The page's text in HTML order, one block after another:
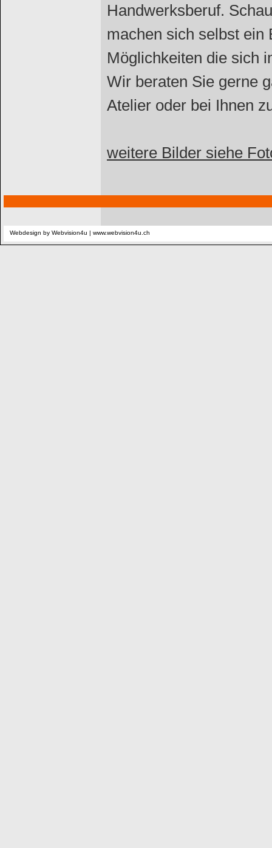
Handwerksberuf.
machen sich selbst ein
Möglichkeiten die sich
Wir beraten Sie gerne
Atelier oder bei Ihnen
weitere Bilder siehe
Webdesign by Webvision4u | www.webvision4u.ch